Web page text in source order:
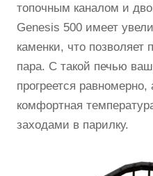
топочным каналом и
Genesis 500 имеет
каменки, что
пара. С такой печью
прогреется
комфортная
заходами в парилку.